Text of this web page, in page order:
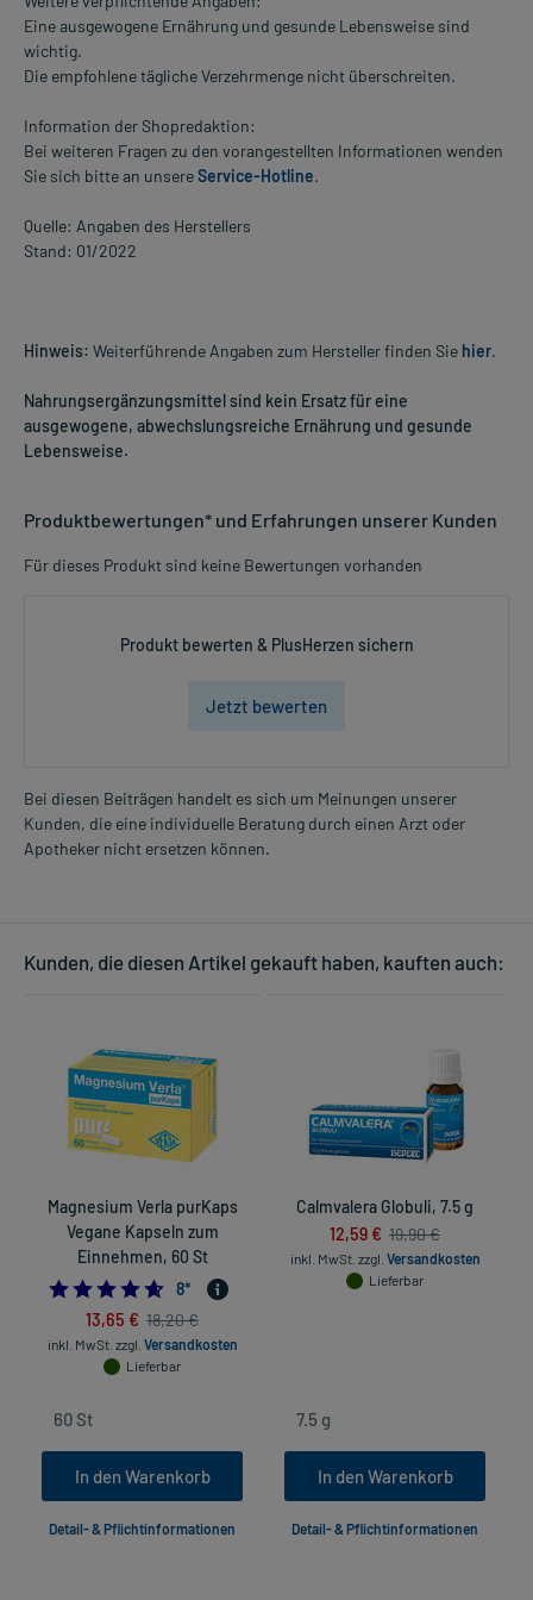
Eine ausgewogene Ernährung und gesunde Lebensweise sind
wichtig.
Die empfohlene tägliche Verzehrmenge nicht überschreiten.
Information der Shopredaktion:
Bei weiteren Fragen zu den vorangestellten Informationen wenden
Sie sich bitte an unsereService-Hotline.
Quelle: Angaben des Herstellers
Stand: 01/2022
Hinweis: Weiterführende Angaben zum Hersteller finden Sie hier.
Nahrungsergänzungsmittel sind kein Ersatz für eine
ausgewogene, abwechslungsreiche Ernährung und gesunde
Lebensweise.
Produktbewertungen* und Erfahrungen unserer Kunden
Für dieses Produkt sind keine Bewertungen vorhanden
Produkt bewerten & PlusHerzen sichern
Jetzt bewerten
Bei diesen Beiträgen handelt es sich um Meinungen unserer
Kunden, die eine individuelle Beratung durch einen Arzt oder
Apotheker nicht ersetzen können.
Kunden, die diesen Artikel gekauft haben, kauften auch:
Magnesium Verla purKaps
Vegane Kapseln zum
Einnehmen, 60 St
4.625
8*
13,65 € 18,20 €
inkl. MwSt. zzgl. Versandkosten
Lieferbar
In den Warenkorb
Detail- & Pflichtinformationen
Calmvalera Globuli, 7.5 g
12,59 € 19,90 €
inkl. MwSt. zzgl. Versandkosten
Lieferbar
In den Warenkorb
Detail- & Pflichtinformationen